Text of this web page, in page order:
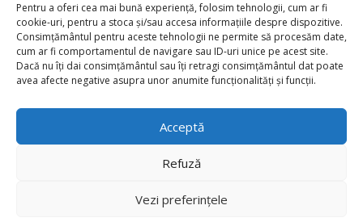
Pentru a oferi cea mai bună experiență, folosim tehnologii, cum ar fi
cookie-uri, pentru a stoca și/sau accesa informațiile despre dispozitive.
Consimțământul pentru aceste tehnologii ne permite să procesăm date,
cum ar fi comportamentul de navigare sau ID-uri unice pe acest site.
Dacă nu îți dai consimțământul sau îți retragi consimțământul dat poate
avea afecte negative asupra unor anumite funcționalități și funcții.
Acceptă
Refuză
Vezi preferințele
Europene prin Programul SAPARD si PNDR. Pentru informatii despre alte
Programe desfasurate sub egida Uniunii Europene in Romania, cat si
pentru informatii detaliate privind procesul de aderare al Romaniei la
Uniunea Europeana, puteti sa vizitati pagina de internet a Reprezentantei
Comisiei Europene in Romania. Toate informatiile, privind Programele PNDR
Europene în România, cât şi pentru informaţii detaliate privind procesul de
Reprezentanţei Comisiei Europene în România